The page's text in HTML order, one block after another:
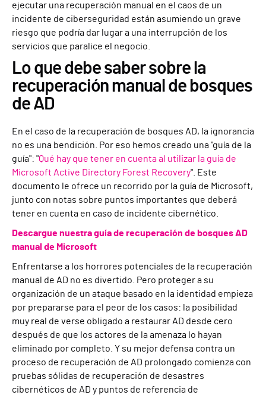
ejecutar una recuperación manual en el caos de un
incidente de ciberseguridad están asumiendo un grave
riesgo que podría dar lugar a una interrupción de los
servicios que paralice el negocio.
Lo que debe saber sobre la
recuperación manual de bosques
de AD
En el caso de la recuperación de bosques AD, la ignorancia
no es una bendición. Por eso hemos creado una "guía de la
guía": "Qué hay que tener en cuenta al utilizar la guía de
Microsoft Active Directory Forest Recovery". Este
documento le ofrece un recorrido por la guía de Microsoft,
junto con notas sobre puntos importantes que deberá
tener en cuenta en caso de incidente cibernético.
Descargue nuestra guía de recuperación de bosques AD
manual de Microsoft
Enfrentarse a los horrores potenciales de la recuperación
manual de AD no es divertido. Pero proteger a su
organización de un ataque basado en la identidad empieza
por prepararse para el peor de los casos: la posibilidad
muy real de verse obligado a restaurar AD desde cero
después de que los actores de la amenaza lo hayan
eliminado por completo. Y su mejor defensa contra un
proceso de recuperación de AD prolongado comienza con
pruebas sólidas de recuperación de desastres
cibernéticos de AD y puntos de referencia de